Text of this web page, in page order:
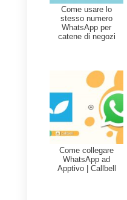
– Infine, i
qualsiasi
e così si